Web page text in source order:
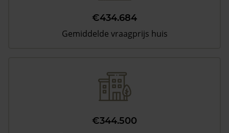
€434.684
Gemiddelde vraagprijs huis
€344.500